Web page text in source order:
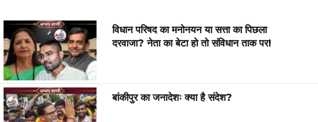
विधान परिषद का मनोनयन या सत्ता का पिछला
दरवाजा? नेता का बेटा हो तो संविधान ताक पर!
बांकीपुर का जनादेशः क्या है संदेश?